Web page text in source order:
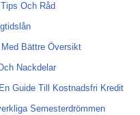
Och Råd
Bättre Översikt
Nackdelar
Guide Till Kostnadsfri Kredit
Semesterdrömmen